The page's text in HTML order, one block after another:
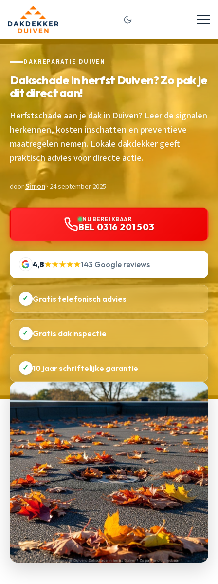
DAKREPARATIE DUIVEN
Dakschade in herfst Duiven? Zo pak je
dit direct aan!
Herfstschade aan je dak in Duiven? Leer de signalen
herkennen, kosten inschatten en preventieve
maatregelen nemen. Lokale dakdekker geeft
praktisch advies voor directe actie.
doorSimon· 24 september 2025
NU BEREIKBAAR
BEL 0316 201 503
4,8★★★★★143 Google reviews
✓ Gratis telefonisch advies
✓ Gratis dakinspectie
✓ 10 jaar schriftelijke garantie